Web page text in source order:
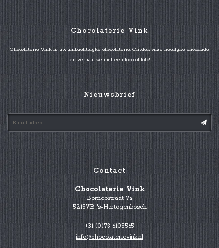
Chocolaterie Vink
Chocolaterie Vink is uw ambachtelijke chocolaterie. Ontdek onze heerlijke chocolade
en verfraai ze met een logo of foto!
Nieuwsbrief
Contact
Chocolaterie Vink
Borneostraat 7a
5215VB 's-Hertogenbosch
+31 (0)73 6105565
info@chocolaterievink.nl